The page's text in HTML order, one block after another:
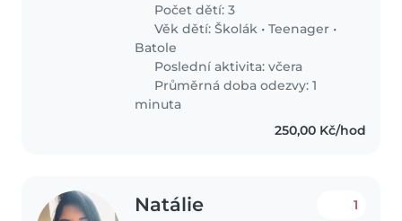
Počet dětí: 3
Věk dětí:Školák •Teenager •
Batole
Poslední aktivita: včera
Průměrná doba odezvy: 1
minuta
250,00 Kč/hod
Natálie 1